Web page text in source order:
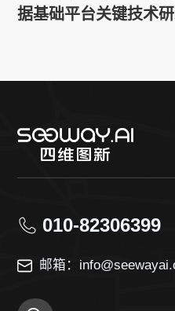
据基础平台关键技术
010-82306399
邮箱：